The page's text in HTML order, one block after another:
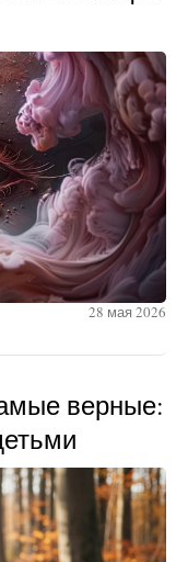
28 мая 2026
верные: